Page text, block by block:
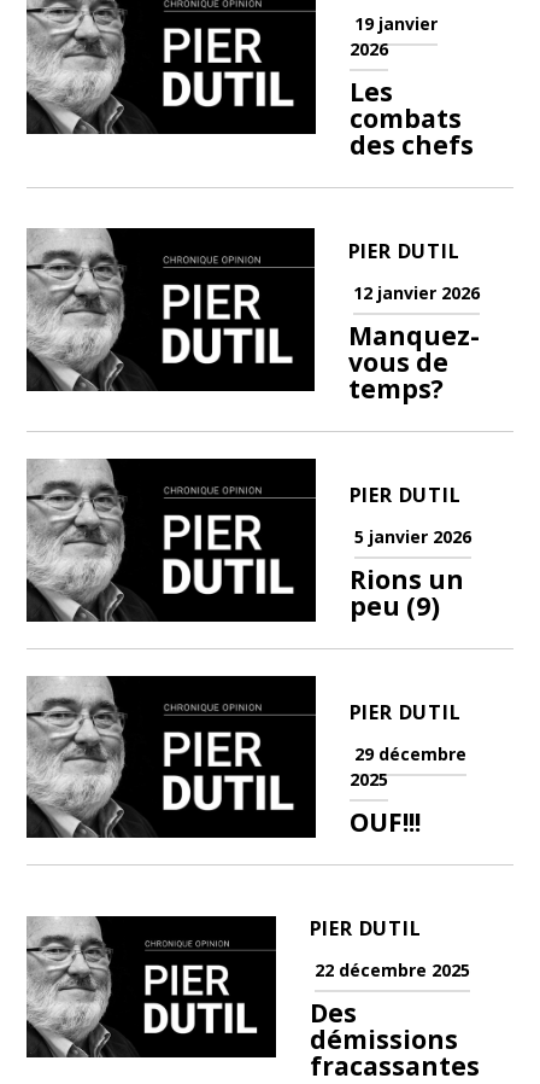
19 janvier
2026
Les
combats
des chefs
PIER DUTIL
12 janvier 2026
Manquez-
vous de
temps?
PIER DUTIL
5 janvier 2026
Rions un
peu (9)
PIER DUTIL
29 décembre
2025
OUF!!!
PIER DUTIL
22 décembre 2025
Des
démissions
fracassantes